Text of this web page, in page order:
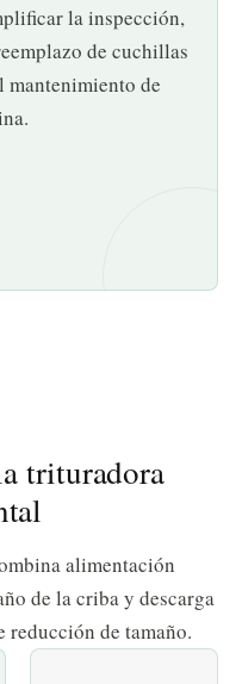
la inspección,
de cuchillas
mantenimiento de
trituradora
alimentación
de la criba y descarga
reducción de tamaño.